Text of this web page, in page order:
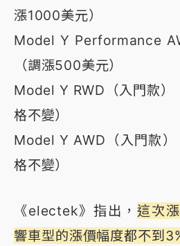
漲1000美元）
Model Y Performance
（調漲500美元）
Model Y RWD（入門款
格不變）
Model Y AWD（入門款
格不變）
《electek》指出， 這次
響車型的漲價幅度都不到